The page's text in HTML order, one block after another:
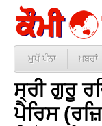
ਮੁਖੱ ਪੰਨਾ ਖ਼ਬਰਾਂ
ਸ੍ਰੀ ਗੁਰੂ
ਪੈਰਿਸ